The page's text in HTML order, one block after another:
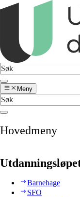
Meny
Hovedmeny
Barnehage
SFO